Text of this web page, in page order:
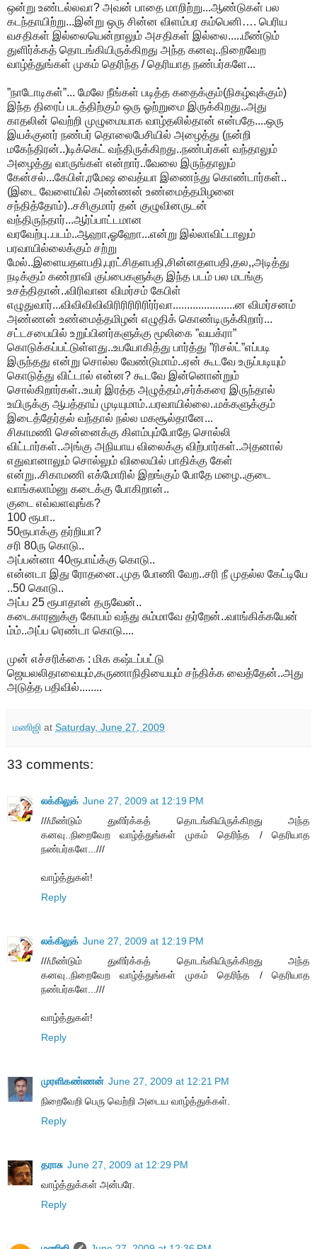
ஒன்று உண்டல்லவா? அவன் பாதை மாறிற்று...ஆண்டுகள் பல
கடந்தாயிற்று...இன்று ஒரு சின்ன விளம்பர கம்பெனி…. பெரிய
வசதிகள் இல்லையென்றாலும் அசதிகள் இல்லை.....மீண்டும்
துளிர்க்கத் தொடங்கியிருக்கிறது அந்த கனவு..நிறைவேற
வாழ்த்துங்கள் முகம் தெரிந்த / தெரியாத நண்பர்களே...
”நாடோடிகள்”... மேலே நீங்கள் படித்த கதைக்கும்(நிகழ்வுக்கும்)
இந்த திரைப் படத்திற்கும் ஒரு ஓற்றுமை இருக்கிறது..அது
காதலின் வெற்றி முழுமையாக வாழ்தலில்தான் என்பதே....ஒரு
இயக்குனர் நண்பர் தொலைபேசியில் அழைத்து (நன்றி
மகேந்திரன்..)டிக்கெட் வந்திருக்கிறது..நண்பர்கள் வந்தாலும்
அழைத்து வாருங்கள் என்றார்..வேலை இருந்தாலும்
கேன்சல்...கேபிள்,ரமேஷ வைத்யா இணைந்து கொண்டார்கள்..
(இடை வேளையில் அண்ணன் உண்மைத்தமிழனை
சந்தித்தோம்)..சசிகுமார் தன் குழுவினருடன்
வந்திருந்தார்...ஆர்ப்பாட்டமான
வரவேற்பு..படம்..ஆஹா,ஓஹோ...என்று இல்லாவிட்டாலும்
பரவாயில்லைக்கும் சற்று
மேல்..இளையதளபதி,புரட்சிதளபதி,சின்னதளபதி,தல,,அடித்து
நடிக்கும் கண்றாவி குப்பைகளுக்கு இந்த படம் பல மடங்கு
உசத்திதான்..விரிவான விமர்சம் கேபிள்
எழுதுவார்...விவிவிவிவிரிரிரிரிரிர்ர்வா......................ன விமர்சனம்
அண்ணன் உண்மைத்தமிழன் எழுதிக் கொண்டிருக்கிறார்...
சட்டசபையில் உறுப்பினர்களுக்கு மூலிகை ”வயக்ரா”
கொடுக்கப்பட்டுள்ளது..உபயோகித்து பார்த்து ”ரிசல்ட்”எப்படி
இருந்தது என்று சொல்ல வேண்டுமாம்..ஏன் கூடவே உருப்படியும்
கொடுத்து விட்டால் என்ன? கூடவே இன்னொன்றும்
சொல்கிறார்கள்..உயர் இரத்த அழுத்தம்,சர்க்கரை இருந்தால்
உயிருக்கு ஆபத்தாய் முடியுமாம்..பரவாயில்லை..மக்களுக்கும்
இடைத்தேர்தல் வந்தால் நல்ல மகசூல்தானே...
சிகாமணி சென்னைக்கு கிளம்பும்போதே சொல்லி
விட்டார்கள்..அங்கு அநியாய விலைக்கு விற்பார்கள்..அதனால்
எதுவானாலும் சொல்லும் விலையில் பாதிக்கு கேள்
என்று..சிகாமணி எக்மோரில் இறங்கும் போதே மழை..குடை
வாங்கலாம்னு கடைக்கு போகிறான்..
குடை எவ்வளவுங்க?
100 ரூபா..
50ரூபாக்கு தர்றியா?
சரி 80ரு கொடு..
அப்பன்னா 40ரூபாய்க்கு கொடு..
என்னடா இது ரோதனை..முத போணி வேற..சரி நீ முதல்ல கேட்டியே
..50 கொடு..
அப்ப 25 ரூபாதான் தருவேன்..
கடைகாரனுக்கு கோபம் வந்து சும்மாவே தர்றேன்..வாங்கிக்கயேன்
ம்ம்..அப்ப ரெண்டா கொடு....
முன் எச்சரிக்கை : மிக கஷ்டப்பட்டு
ஜெயலலிதாவையும்,கருணாநிதியையும் சந்திக்க வைத்தேன்..அது
அடுத்த பதிவில்........
மணிஜி at Saturday, June 27, 2009
33 comments:
லக்கிலுக் June 27, 2009 at 12:19 PM
///மீண்டும் துளிர்க்கத் தொடங்கியிருக்கிறது அந்த
கனவு..நிறைவேற வாழ்த்துங்கள் முகம் தெரிந்த / தெரியாத
நண்பர்களே...///
வாழ்த்துகள்!
Reply
லக்கிலுக் June 27, 2009 at 12:19 PM
///மீண்டும் துளிர்க்கத் தொடங்கியிருக்கிறது அந்த
கனவு..நிறைவேற வாழ்த்துங்கள் முகம் தெரிந்த / தெரியாத
நண்பர்களே...///
வாழ்த்துகள்!
Reply
முரளிகண்ணன் June 27, 2009 at 12:21 PM
நிறைவேறி பெரு வெற்றி அடைய வாழ்த்துக்கள்.
Reply
தராசு June 27, 2009 at 12:29 PM
வாழ்த்துக்கள் அன்பரே.
Reply